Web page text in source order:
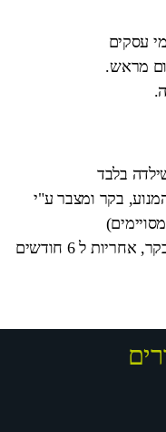
מראש.
בלבד
בקר ומצבר ע"י
ממונעים – אחריות לשנה על המנוע והבקר, אחריות ל 6 חודשים